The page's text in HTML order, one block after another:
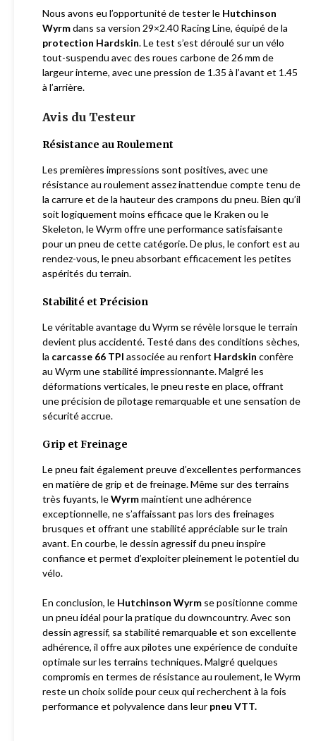
Nous avons eu l’opportunité de tester le Hutchinson
Wyrmdans sa version 29×2.40 Racing Line, équipé de la
protection Hardskin. Le test s’est déroulé sur un vélo
tout-suspendu avec des roues carbone de 26 mm de
largeur interne, avec une pression de 1.35 à l’avant et 1.45
à l’arrière.
Avis du Testeur
Résistance au Roulement
Les premières impressions sont positives, avec une
résistance au roulement assez inattendue compte tenu de
la carrure et de la hauteur des crampons du pneu. Bien qu’il
soit logiquement moins efficace que le Kraken ou le
Skeleton, le Wyrm offre une performance satisfaisante
pour un pneu de cette catégorie. De plus, le confort est au
rendez-vous, le pneu absorbant efficacement les petites
aspérités du terrain.
Stabilité et Précision
Le véritable avantage du Wyrm se révèle lorsque le terrain
devient plus accidenté. Testé dans des conditions sèches,
la carcasse 66 TPI associée au renfort Hardskin confère
au Wyrm une stabilité impressionnante. Malgré les
déformations verticales, le pneu reste en place, offrant
une précision de pilotage remarquable et une sensation de
sécurité accrue.
Grip et Freinage
Le pneu fait également preuve d’excellentes performances
en matière de grip et de freinage. Même sur des terrains
très fuyants, leWyrmmaintient une adhérence
exceptionnelle, ne s’affaissant pas lors des freinages
brusques et offrant une stabilité appréciable sur le train
avant. En courbe, le dessin agressif du pneu inspire
confiance et permet d’exploiter pleinement le potentiel du
vélo.
En conclusion, le Hutchinson Wyrm se positionne comme
un pneu idéal pour la pratique du downcountry. Avec son
dessin agressif, sa stabilité remarquable et son excellente
adhérence, il offre aux pilotes une expérience de conduite
optimale sur les terrains techniques. Malgré quelques
compromis en termes de résistance au roulement, le Wyrm
reste un choix solide pour ceux qui recherchent à la fois
performance et polyvalence dans leur pneu VTT.